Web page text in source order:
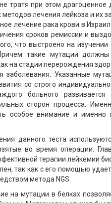
тратя при этом драгоценное
лечения лейкоза и их
лечение рака крови в
сроков ремиссии и
что выстроено на
такие мутации должны
на стадии перерождения
заболевания. Указанные
со строго
больного развивается
сторон процесса.
особое внимание и именно
данного теста
во время операции.
терапии лейкемии
так как с его помощью
метода NGS.
на мутации в белках